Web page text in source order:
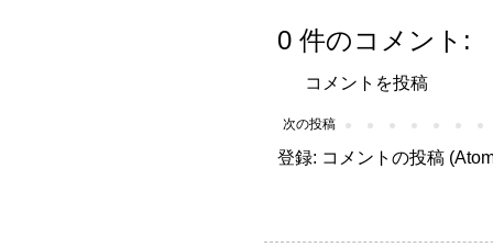
0 件のコメント:
コメントを投稿
次の投稿
登録: コメントの投稿